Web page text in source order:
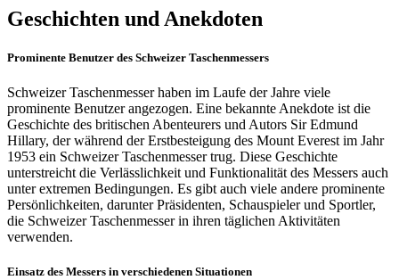
Geschichten und Anekdoten
Prominente Benutzer des Schweizer Taschenmessers
Schweizer Taschenmesser haben im Laufe der Jahre viele
prominente Benutzer angezogen. Eine bekannte Anekdote ist die
Geschichte des britischen Abenteurers und Autors Sir Edmund
Hillary, der während der Erstbesteigung des Mount Everest im Jahr
1953 ein Schweizer Taschenmesser trug. Diese Geschichte
unterstreicht die Verlässlichkeit und Funktionalität des Messers auch
unter extremen Bedingungen. Es gibt auch viele andere prominente
Persönlichkeiten, darunter Präsidenten, Schauspieler und Sportler,
die Schweizer Taschenmesser in ihren täglichen Aktivitäten
verwenden.
Einsatz des Messers in verschiedenen Situationen